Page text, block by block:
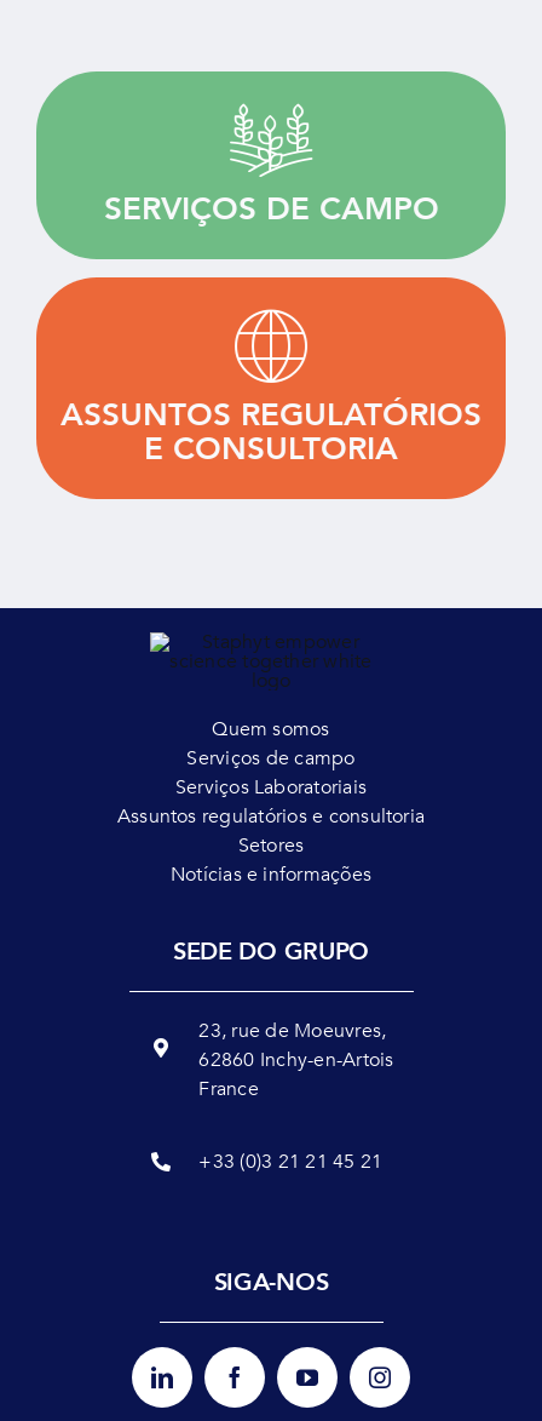
SERVIÇOS DE CAMPO
Ampla capacidade de trabalho em campo,
guiados pela qualidade, sob medida para a
pesquisa agrícola.
ASSUNTOS REGULATÓRIOS
E CONSULTORIA
Junto dos nossos clientes para oferecer as
melhores estratégias regulatórias e
comercializar com sucesso seus produtos.
SABER MAIS
Quem somos
Serviços de campo
Serviços Laboratoriais
Assuntos regulatórios e consultoria
Setores
Notícias e informações
SEDE DO GRUPO
23, rue de Moeuvres,
62860 Inchy-en-Artois
France
+33 (0)3 21 21 45 21
SIGA-NOS